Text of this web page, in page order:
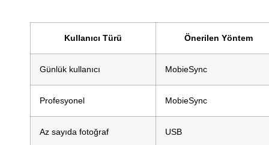
Kullanıcı Türü Önerilen Yöntem
Günlük kullanıcı MobieSync
Profesyonel MobieSync
Az sayıda fotoğraf USB